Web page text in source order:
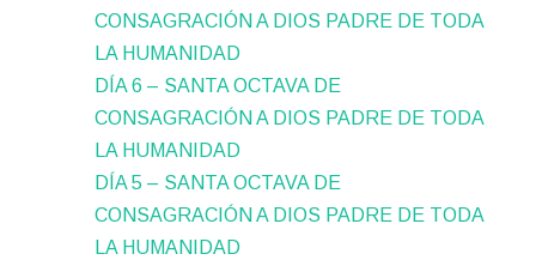
CONSAGRACIÓN A DIOS PADRE DE TODA
LA HUMANIDAD
DÍA 6 – SANTA OCTAVA DE
CONSAGRACIÓN A DIOS PADRE DE TODA
LA HUMANIDAD
DÍA 5 – SANTA OCTAVA DE
CONSAGRACIÓN A DIOS PADRE DE TODA
LA HUMANIDAD